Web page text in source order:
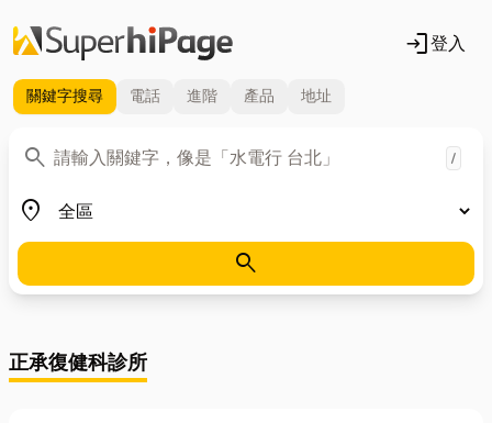
login登入
關鍵字搜尋 電話 進階 產品 地址
search
關鍵字 /
place
地區
search
正承復健科診所